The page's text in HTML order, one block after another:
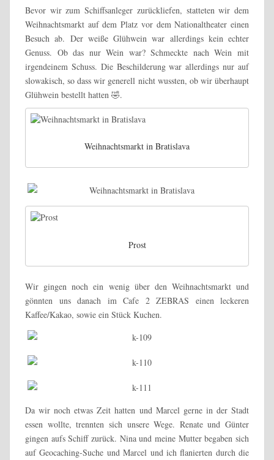
Bevor wir zum Schiffsanleger zurückliefen, statteten wir dem
Weihnachtsmarkt auf dem Platz vor dem Nationaltheater einen
Besuch ab. Der weiße Glühwein war allerdings kein echter
Genuss. Ob das nur Wein war? Schmeckte nach Wein mit
irgendeinem Schuss. Die Beschilderung war allerdings nur auf
slowakisch, so dass wir generell nicht wussten, ob wir überhaupt
Glühwein bestellt hatten 🤣.
Weihnachtsmarkt in Bratislava
Prost
Wir gingen noch ein wenig über den Weihnachtsmarkt und
gönnten uns danach im Cafe 2 ZEBRAS einen leckeren
Kaffee/Kakao, sowie ein Stück Kuchen.
Da wir noch etwas Zeit hatten und Marcel gerne in der Stadt
essen wollte, trennten sich unsere Wege. Renate und Günter
gingen aufs Schiff zurück. Nina und meine Mutter begaben sich
auf Geocaching-Suche und Marcel und ich flanierten durch die